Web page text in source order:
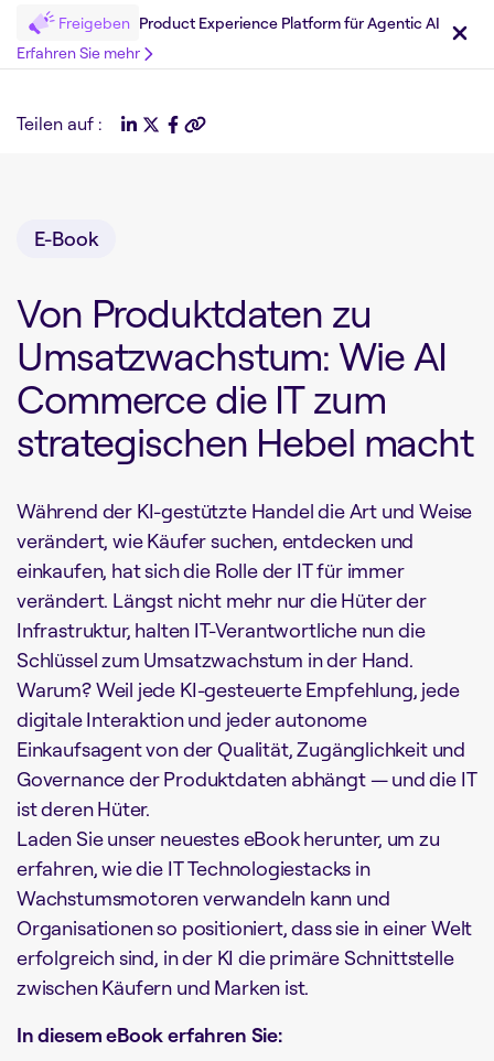
Freigeben Product Experience Platform für Agentic AI
Erfahren Sie mehr
Teilen auf :
E-Book
Von Produktdaten zu
Umsatzwachstum: Wie AI
Commerce die IT zum
strategischen Hebel macht
Während der KI-gestützte Handel die Art und Weise
verändert, wie Käufer suchen, entdecken und
einkaufen, hat sich die Rolle der IT für immer
verändert. Längst nicht mehr nur die Hüter der
Infrastruktur, halten IT-Verantwortliche nun die
Schlüssel zum Umsatzwachstum in der Hand.
Warum? Weil jede KI-gesteuerte Empfehlung, jede
digitale Interaktion und jeder autonome
Einkaufsagent von der Qualität, Zugänglichkeit und
Governance der Produktdaten abhängt — und die IT
ist deren Hüter.
Laden Sie unser neuestes eBook herunter, um zu
erfahren, wie die IT Technologiestacks in
Wachstumsmotoren verwandeln kann und
Organisationen so positioniert, dass sie in einer Welt
erfolgreich sind, in der KI die primäre Schnittstelle
zwischen Käufern und Marken ist.
In diesem eBook erfahren Sie: